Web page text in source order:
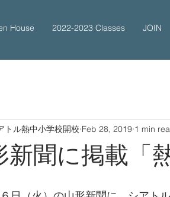
House 2022-2023 Classes JOIN
新聞に掲載「
トル熱中小学校開校 Feb 28, 2019 1 min